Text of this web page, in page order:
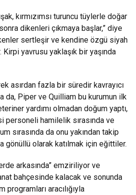
kırmızımsı turuncu tüylerle doğar
dikenleri çıkmaya başlar,” diye
sertleşir ve kendine özgü siyah
yavrusu yaklaşık bir yaşında
asırdan fazla bir süredir kavrayıcı
da, Piper ve Quilliam bu kurumun ilk
yardımı olmadan doğum yaptı,
personeli hamilelik sırasında ve
sırasında da onu yakından takip
gönüllü olarak katılmak için eğittiler.
arkasında” emziriliyor ve
bahçesinde kalacak ve sonunda
aracılığıyla